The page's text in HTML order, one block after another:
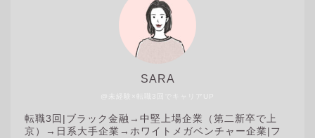
@未経験×転職3回でキャリアUP
SARA
転職3回| ブラック金融→中堅上場企業（第二新卒で上
京）→日系大手企業→ホワイトメガベンチャー企業|フ